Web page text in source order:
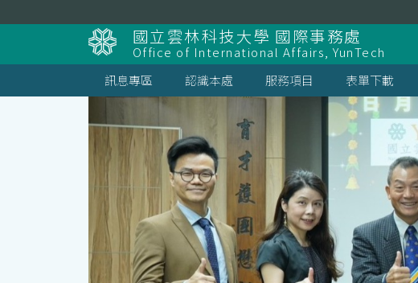
到
主
要
內
容
塊
國立雲林科技大學 國際事務處
Office of International Affairs, YunTech
訊息專區
認識本處 服務項目 表單下載